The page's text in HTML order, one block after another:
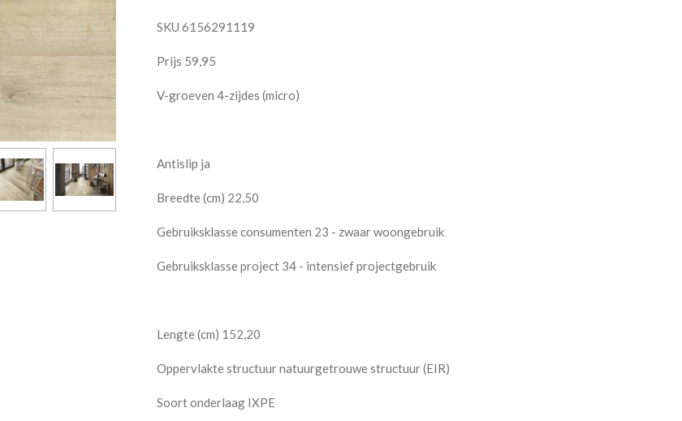
SKU 6156291119
Prijs 59,95
V-groeven 4-zijdes (micro)
Antislip ja
Breedte (cm) 22,50
Gebruiksklasse consumenten 23 - zwaar woongebruik
Gebruiksklasse project 34 - intensief projectgebruik
Lengte (cm) 152,20
Oppervlakte structuur natuurgetrouwe structuur (EIR)
Soort onderlaag IXPE